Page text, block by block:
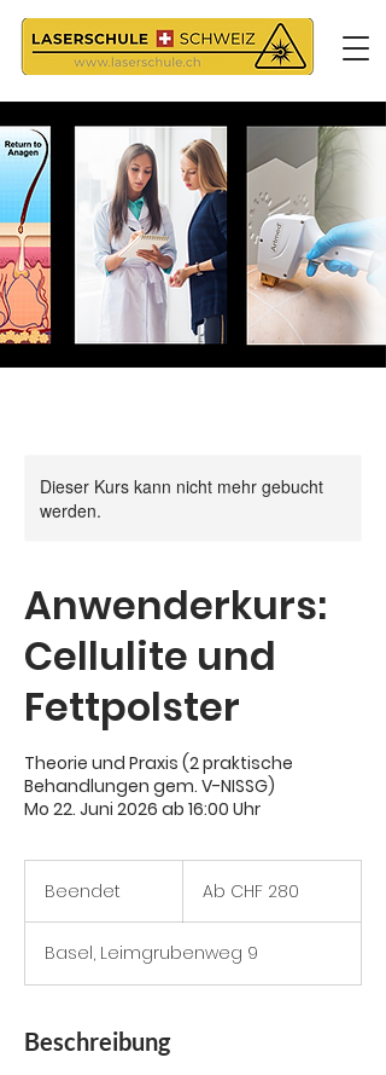
Dieser Kurs kann nicht mehr gebucht
werden.
Anwenderkurs:
Cellulite und
Fettpolster
Theorie und Praxis (2 praktische
Behandlungen gem. V-NISSG)
Mo 22. Juni 2026 ab 16:00 Uhr
Beendet
n
d
t
Schweizer
Ab CHF 280
Basel, Leimgrubenweg 9
Beschreibung